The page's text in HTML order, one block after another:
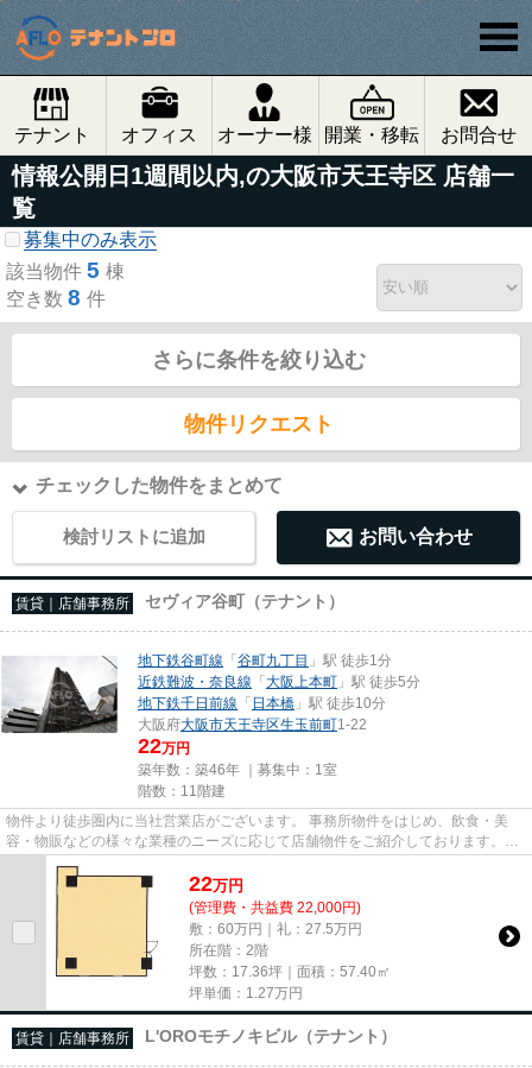
テナント オフィス オーナー様 開業・移転 お問合せ
情報公開日1週間以内,の大阪市天王寺区 店舗一
覧
募集中のみ表示
該当物件 5 棟
空き数 8 件
さらに条件を絞り込む
物件リクエスト
チェックした物件をまとめて
検討リストに追加 お問い合わせ
賃貸｜店舗事務所 セヴィア谷町（テナント）
地下鉄谷町線 「谷町九丁目 」駅 徒歩1分
近鉄難波・奈良線 「大阪上本町 」駅 徒歩5分
地下鉄千日前線 「 日本橋 」駅 徒歩10分
大阪府大阪市天王寺区生玉前町1-22
22万円
築年数：築46年 ｜募集中： 1室
階数：11階建
物件より徒歩圏内に当社営業店がございます。 事務所物件をはじめ、飲食・美
容・物販などの様々な業種のニーズに応じて店舗物件をご紹介しております。
尚、弊社ではおとり広告は一切...
22万円
(管理費・共益費 22,000円)
敷：60万円｜礼：27.5万円
所在階：2階
坪数：17.36坪｜面積：57.40㎡
坪単価： 1.27万円
賃貸｜店舗事務所 L'OROモチノキビル（テナント）